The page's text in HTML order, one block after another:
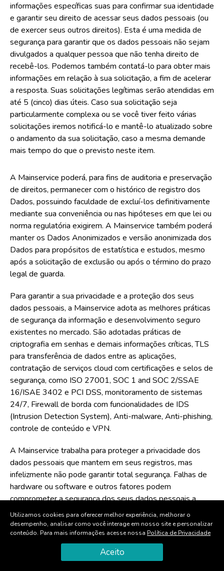
informações específicas suas para confirmar sua identidade
e garantir seu direito de acessar seus dados pessoais (ou
de exercer seus outros direitos). Esta é uma medida de
segurança para garantir que os dados pessoais não sejam
divulgados a qualquer pessoa que não tenha direito de
recebê-los. Podemos também contatá-lo para obter mais
informações em relação à sua solicitação, a fim de acelerar
a resposta. Suas solicitações legítimas serão atendidas em
até 5 (cinco) dias úteis. Caso sua solicitação seja
particularmente complexa ou se você tiver feito várias
solicitações iremos notificá-lo e mantê-lo atualizado sobre
o andamento da sua solicitação, caso a mesma demande
mais tempo do que o previsto neste item.
A Mainservice poderá, para fins de auditoria e preservação
de direitos, permanecer com o histórico de registro dos
Dados, possuindo faculdade de excluí-los definitivamente
mediante sua conveniência ou nas hipóteses em que lei ou
norma regulatória exigirem. A Mainservice também poderá
manter os Dados Anonimizados e versão anonimizada dos
Dados para propósitos de estatística e estudos, mesmo
após a solicitação de exclusão ou após o término do prazo
legal de guarda.
Para garantir a sua privacidade e a proteção dos seus
dados pessoais, a Mainservice adota as melhores práticas
de segurança da informação e desenvolvimento seguro
existentes no mercado. São adotadas práticas de
criptografia em senhas e demais informações críticas, TLS
para transferência de dados entre as aplicações,
contratação de serviços cloud com certificações e selos de
segurança, como ISO 27001, SOC 1 and SOC 2/SSAE
16/ISAE 3402 e PCI DSS, monitoramento de sistemas
24/7, Firewall de borda com funcionalidades de IDS
(Intrusion Detection System), Anti-malware, Anti-phishing,
controle de conteúdo e VPN.
A Mainservice trabalha para proteger a privacidade dos
dados pessoais que mantem em seus registros, mas
infelizmente não pode garantir total segurança. Falhas de
hardware ou software e outros fatores podem
comprometer a segurança dos seus dados pessoais a
qualquer momento, por isso, entende que a adoção por
você de boas práticas em relação aos seus dados
pessoais contribuirá para a geração de ambientes mais
seguros para a informação. Caso você identifique ou tome
conhecimento de algo que comprometa a segurança dos
Utilizamos cookies para oferecer melhor experiência, melhorar o
desempenho, analisar como você interage em nosso site e personalizar
conteúdo. Para mais informações acesse nossa Política de Privacidade
Aceito